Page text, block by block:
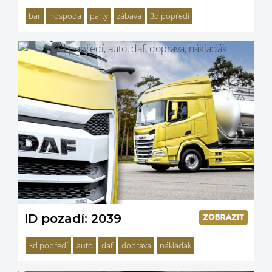
bar hospoda párty zábava 3d popředí
ID pozadí: 2039
3d popředí auto daf doprava náklaďák